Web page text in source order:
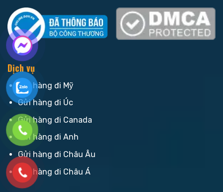
Dịch vụ
Gửi hàng đi Mỹ
Gửi hàng đi Úc
Gửi hàng đi Canada
Gửi hàng đi Anh
Gửi hàng đi Châu Âu
Gửi hàng đi Châu Á